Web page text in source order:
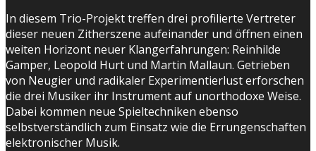
In diesem Trio-Projekt treffen drei profilierte Vertreter
dieser neuen Zitherszene aufeinander und öffnen einen
weiten Horizont neuer Klangerfahrungen: Reinhilde
Gamper, Leopold Hurt und Martin Mallaun. Getrieben
von Neugier und radikaler Experimentierlust erforschen
die drei Musiker ihr Instrument auf unorthodoxe Weise.
Dabei kommen neue Spieltechniken ebenso
selbstverständlich zum Einsatz wie die Errungenschaften
elektronischer Musik.